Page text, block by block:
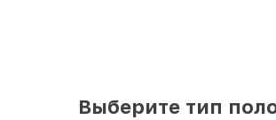
Выберите тип